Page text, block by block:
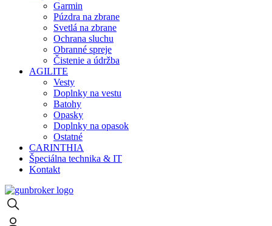
Garmin
Púzdra na zbrane
Svetlá na zbrane
Ochrana sluchu
Obranné spreje
Čistenie a údržba
AGILITE
Vesty
Doplnky na vestu
Batohy
Opasky
Doplnky na opasok
Ostatné
CARINTHIA
Špeciálna technika & IT
Kontakt